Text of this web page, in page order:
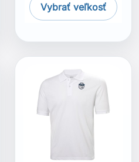
Vybrať veľkosť